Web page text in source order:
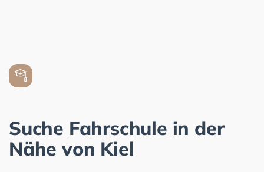
Suche Fahrschule in der
Nähe von Kiel